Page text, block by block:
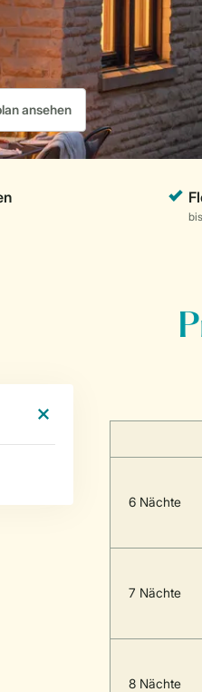
6 Nächte
7 Nächte
8 Nächte